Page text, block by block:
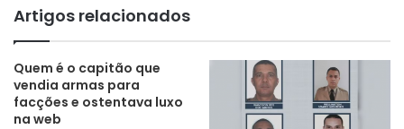
Artigos relacionados
Quem é o capitão que
vendia armas para
facções e ostentava luxo
na web